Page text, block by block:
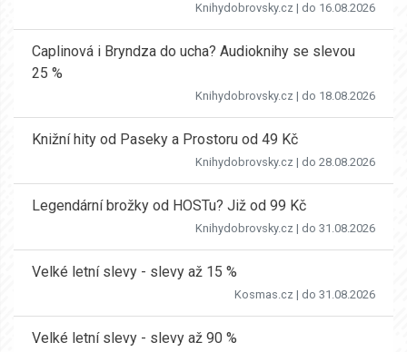
Knihydobrovsky.cz | do 16.08.2026
Caplinová i Bryndza do ucha? Audioknihy se slevou
25 %
Knihydobrovsky.cz | do 18.08.2026
Knižní hity od Paseky a Prostoru od 49 Kč
Knihydobrovsky.cz | do 28.08.2026
Legendární brožky od HOSTu? Již od 99 Kč
Knihydobrovsky.cz | do 31.08.2026
Velké letní slevy - slevy až 15 %
Kosmas.cz | do 31.08.2026
Velké letní slevy - slevy až 90 %